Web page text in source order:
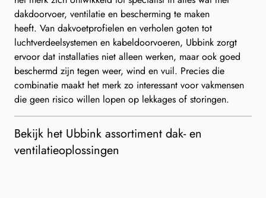
dakdoorvoer, ventilatie en bescherming te maken
heeft. Van dakvoetprofielen en verholen goten tot
luchtverdeelsystemen en kabeldoorvoeren, Ubbink zorgt
ervoor dat installaties niet alleen werken, maar ook goed
beschermd zijn tegen weer, wind en vuil. Precies die
combinatie maakt het merk zo interessant voor vakmensen
die geen risico willen lopen op lekkages of storingen.
Bekijk het Ubbink assortiment dak- en
ventilatieoplossingen